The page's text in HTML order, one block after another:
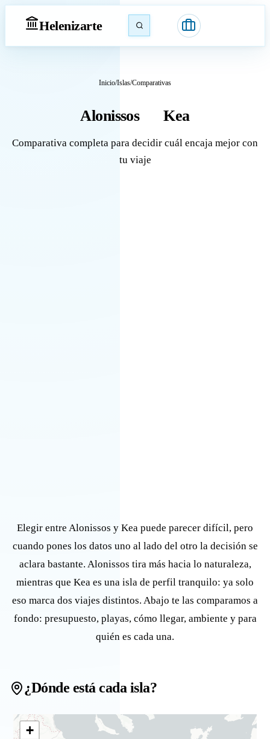
Helenizarte
Inicio/Islas/Comparativas
Alonissos Kea
Comparativa completa para decidir cuál encaja mejor con
tu viaje
Elegir entre Alonissos y Kea puede parecer difícil, pero
cuando pones los datos uno al lado del otro la decisión se
aclara bastante. Alonissos tira más hacia lo naturaleza,
mientras que Kea es una isla de perfil tranquilo: ya solo
eso marca dos viajes distintos. Abajo te las comparamos a
fondo: presupuesto, playas, cómo llegar, ambiente y para
quién es cada una.
¿Dónde está cada isla?
+